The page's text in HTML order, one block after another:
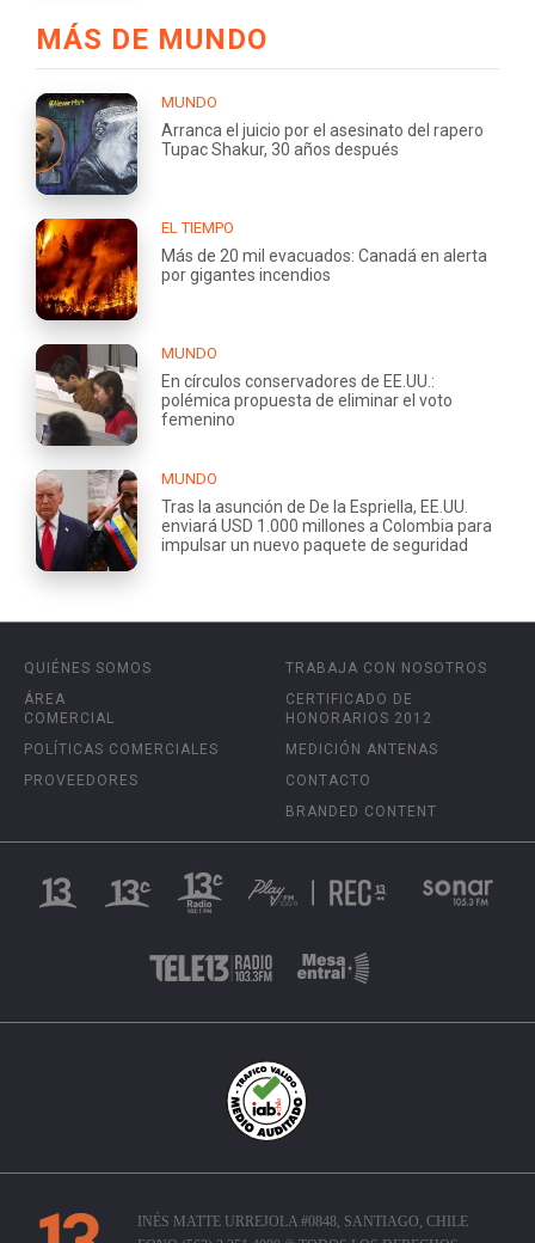
MÁS DE MUNDO
MUNDO
Arranca el juicio por el asesinato del rapero
Tupac Shakur, 30 años después
EL TIEMPO
Más de 20 mil evacuados: Canadá en alerta
por gigantes incendios
MUNDO
En círculos conservadores de EE.UU.:
polémica propuesta de eliminar el voto
femenino
MUNDO
Tras la asunción de De la Espriella, EE.UU.
enviará USD 1.000 millones a Colombia para
impulsar un nuevo paquete de seguridad
QUIÉNES SOMOS
ÁREA
COMERCIAL
POLÍTICAS COMERCIALES
PROVEEDORES
TRABAJA CON NOSOTROS
CERTIFICADO DE
HONORARIOS 2012
MEDICIÓN ANTENAS
CONTACTO
BRANDED CONTENT
INÉS MATTE URREJOLA #0848, SANTIAGO, CHILE